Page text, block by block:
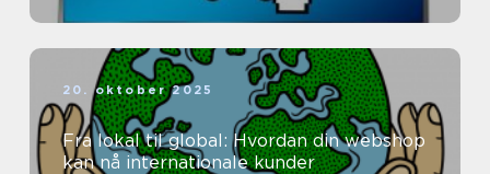
20. oktober 2025
Fra lokal til global: Hvordan din webshop
kan nå internationale kunder